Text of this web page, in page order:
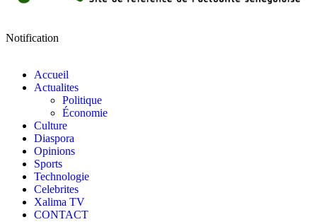
Notification
Accueil
Actualites
Politique
Économie
Culture
Diaspora
Opinions
Sports
Technologie
Celebrites
Xalima TV
CONTACT